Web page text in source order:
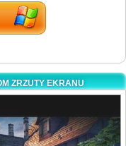
ZRZUTY EKRANU